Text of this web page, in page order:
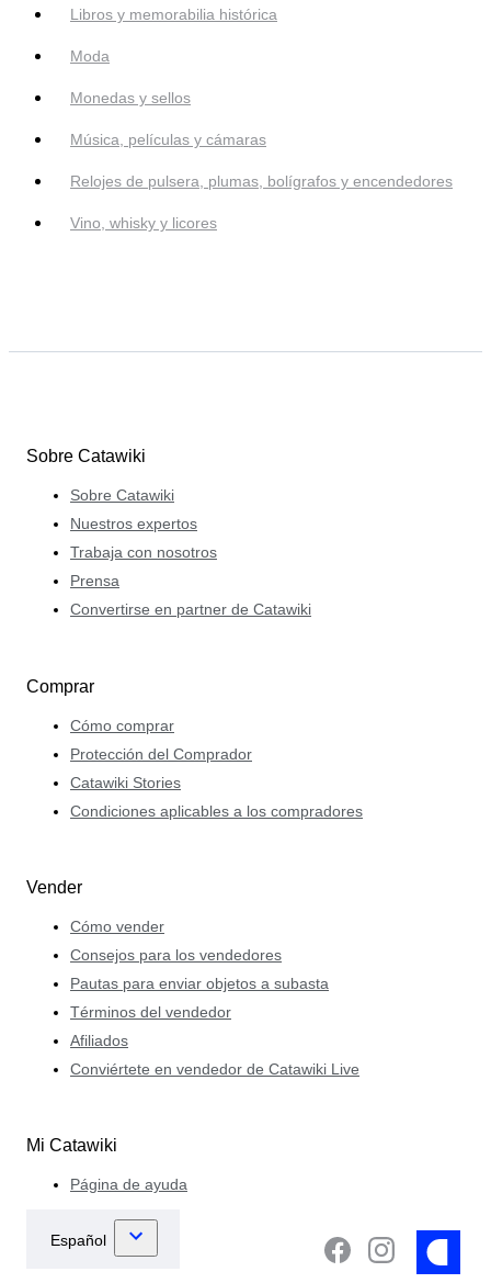
Libros y memorabilia histórica
Moda
Monedas y sellos
Música, películas y cámaras
Relojes de pulsera, plumas, bolígrafos y encendedores
Vino, whisky y licores
Sobre Catawiki
Sobre Catawiki
Nuestros expertos
Trabaja con nosotros
Prensa
Convertirse en partner de Catawiki
Comprar
Cómo comprar
Protección del Comprador
Catawiki Stories
Condiciones aplicables a los compradores
Vender
Cómo vender
Consejos para los vendedores
Pautas para enviar objetos a subasta
Términos del vendedor
Afiliados
Conviértete en vendedor de Catawiki Live
Mi Catawiki
Página de ayuda